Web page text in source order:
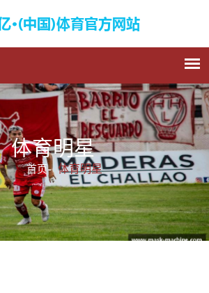
体育明星
首页- 体育明星